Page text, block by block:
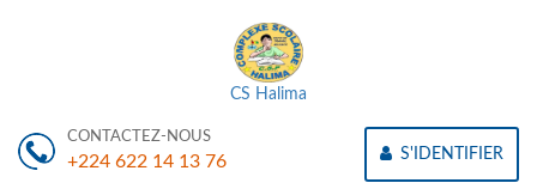
CS Halima
CONTACTEZ-NOUS
+224 622 14 13 76 S'IDENTIFIER